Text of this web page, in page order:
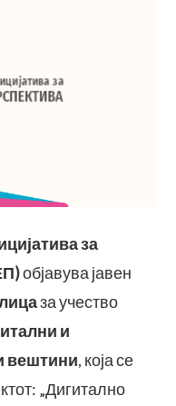
за
објавува јавен
за учество
и
вештини, која се
„Дигитално